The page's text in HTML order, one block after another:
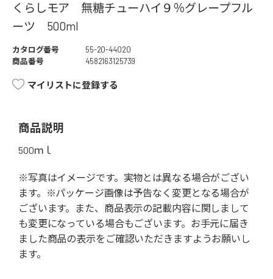
くらしモア 無糖チューハイ９％グレープフル
ーツ 500ml
カタログ番号
55-20-44020
商品番号
4582163125739
マイリストに登録する
商品説明
500ｍｌ
※写真はイメージです。実物とは異なる場合がござい
ます。※パッケージ画像は予告なく変更となる場合が
ございます。また、商品表示の記載内容に関しまして
も変更になっている場合もございます。お手元に届き
ました商品の表示をご確認いただきますようお願いし
ます。